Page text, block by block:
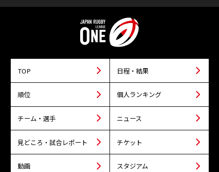
TOP 日程・結果
順位 個人ランキング
チーム・選手 ニュース
見どころ・試合レポート チケット
動画 スタジアム